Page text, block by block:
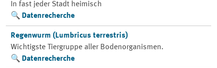
In fast jeder Stadt heimisch
Datenrecherche
Regenwurm (Lumbricus terrestris)
Wichtigste Tiergruppe aller Bodenorganismen.
Datenrecherche